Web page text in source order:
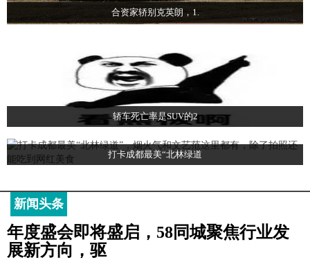
合资家轿别克英朗，1.
轿车死亡率是SUV的2
打卡成都最美“北林绿道
新闻头条
年度盛会即将盛启，58同城聚焦行业发
展新方向，驱